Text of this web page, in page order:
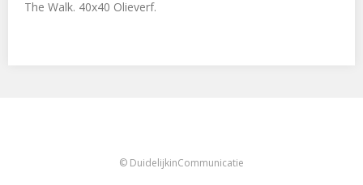
The Walk. 40x40 Olieverf.
© DuidelijkinCommunicatie